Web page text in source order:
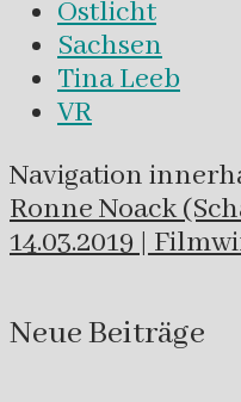
Ostlicht
Sachsen
Tina Leeb
VR
Navigation
Ronne Noack
14.03.2019 |
Neue Beiträge